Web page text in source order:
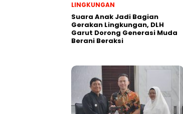
LINGKUNGAN
Suara Anak Jadi Bagian
Gerakan Lingkungan, DLH
Garut Dorong Generasi Muda
Berani Beraksi